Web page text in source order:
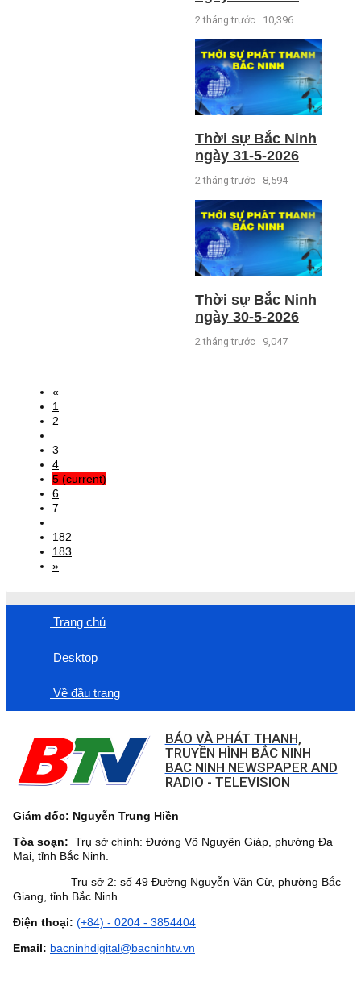
2 tháng trước 10,396
Thời sự Bắc Ninh
ngày 31-5-2026
2 tháng trước 8,594
Thời sự Bắc Ninh
ngày 30-5-2026
2 tháng trước 9,047
«
1
2
3
4
5 (current)
6
7
182
183
»
Trang chủ
Desktop
Về đầu trang
BÁO VÀ PHÁT THANH,
TRUYỀN HÌNH BẮC NINH
BAC NINH NEWSPAPER AND
RADIO - TELEVISION
Giám đốc: Nguyễn Trung Hiền
Tòa soạn: Trụ sở chính: Đường Võ Nguyên Giáp, phường Đa
Mai, tỉnh Bắc Ninh.
Trụ sở 2: số 49 Đường Nguyễn Văn Cừ, phường Bắc
Giang, tỉnh Bắc Ninh
Điện thoại: (+84) - 0204 - 3854404
Email: bacninhdigital@bacninhtv.vn